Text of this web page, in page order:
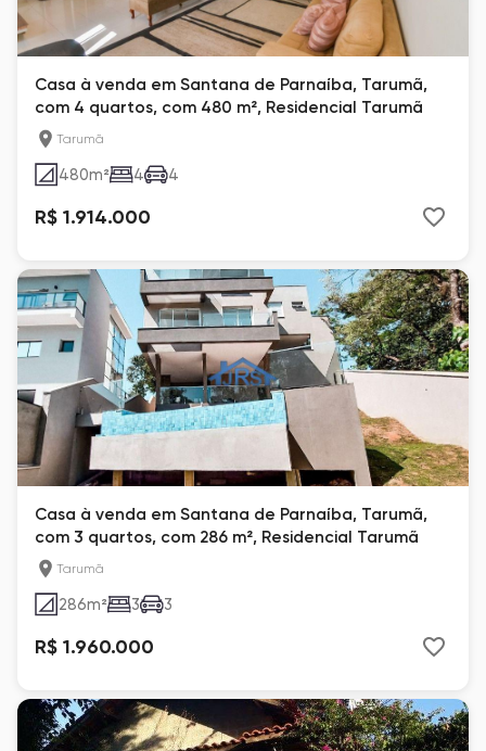
Casa à venda em Santana de Parnaíba, Tarumã,
com 4 quartos, com 480 m², Residencial Tarumã
Tarumã
480m² 4 4
R$ 1.914.000
Casa à venda em Santana de Parnaíba, Tarumã,
com 3 quartos, com 286 m², Residencial Tarumã
Tarumã
286m² 3 3
R$ 1.960.000